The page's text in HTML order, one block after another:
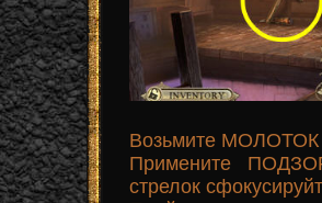
Возьмите
Примените
стрелок